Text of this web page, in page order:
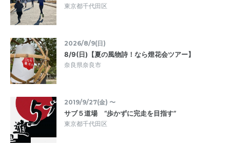
東京都千代田区
2026/8/9(日)
8/9(日)【夏の風物詩！なら燈花会ツアー】
奈良県奈良市
2019/9/27(金) 〜
サブ５道場 “歩かずに完走を目指す”
東京都千代田区